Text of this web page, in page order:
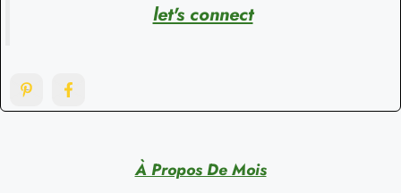
let's connect
À Propos De Mois